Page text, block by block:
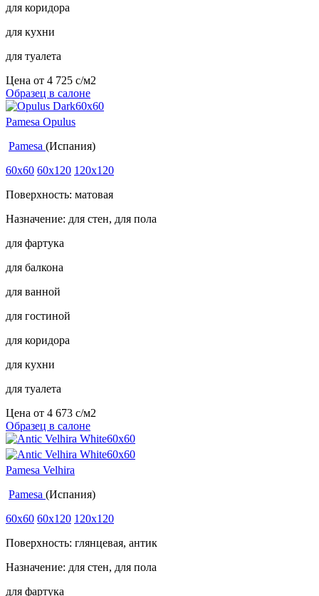
для коридора
для кухни
для туалета
Цена от 4 725 c/м2
Образец в салоне
Pamesa Opulus
Pamesa (Испания)
60x60 60x120 120x120
Поверхность: матовая
Назначение: для стен, для пола
для фартука
для балкона
для ванной
для гостиной
для коридора
для кухни
для туалета
Цена от 4 673 c/м2
Образец в салоне
Pamesa Velhira
Pamesa (Испания)
60x60 60x120 120x120
Поверхность: глянцевая, антик
Назначение: для стен, для пола
для фартука